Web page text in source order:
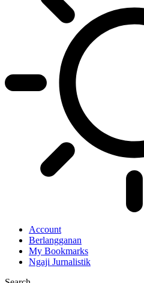
Account
Berlangganan
My Bookmarks
Ngaji Jurnalistik